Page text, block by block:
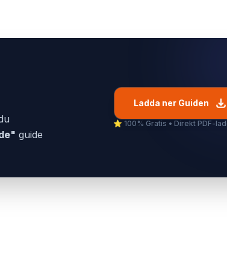
guide
Ladda ner Guiden
⭐️ 100% Gratis • Direkt PDF-